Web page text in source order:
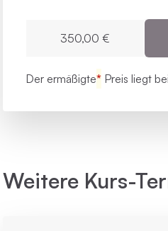
350,00 €
Der ermäßigte* Preis liegt bei
Weitere Kurs-